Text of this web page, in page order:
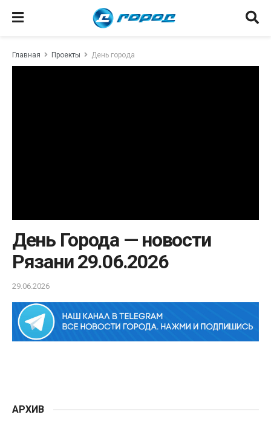
Главная Проекты День города
День Города — новости
Рязани 29.06.2026
29.06.2026
АРХИВ